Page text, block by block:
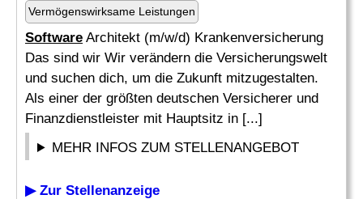
Vermögenswirksame Leistungen
Software Architekt (m/w/d) Krankenversicherung
Das sind wir Wir verändern die Versicherungswelt
und suchen dich, um die Zukunft mitzugestalten.
Als einer der größten deutschen Versicherer und
Finanzdienstleister mit Hauptsitz in [...]
MEHR INFOS ZUM STELLENANGEBOT
▶ Zur Stellenanzeige